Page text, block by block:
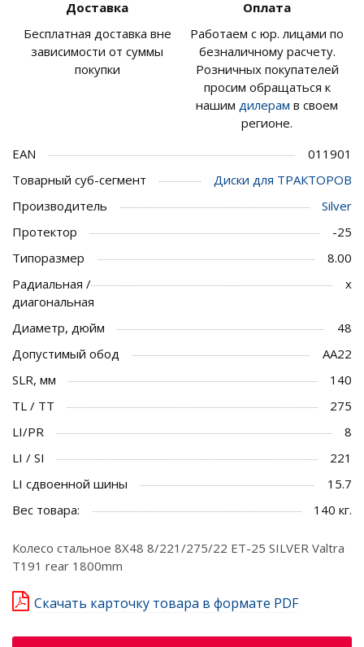
Доставка
Бесплатная доставка вне
зависимости от суммы
покупки
Оплата
Работаем с юр. лицами по
безналичному расчету.
Розничных покупателей
просим обращаться к
нашим дилерам в своем
регионе.
EAN
011901
Товарный суб-сегмент
Диски для ТРАКТОРОВ
Производитель
Silver
Протектор
-25
Типоразмер
8.00
Радиальная /
диагональная
x
Диаметр, дюйм
48
Допустимый обод
AA22
SLR, мм
140
TL / TT
275
LI/PR
8
LI / SI
221
LI сдвоенной шины
15.7
Вес товара:
140 кг.
Колесо стальное 8X48 8/221/275/22 ET-25 SILVER Valtra
T191 rear 1800mm
Скачать карточку товара в формате PDF